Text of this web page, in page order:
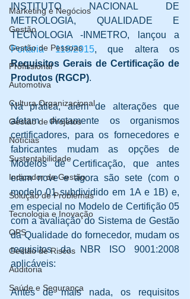
Marketing e Negócios
Gestão
Gestão de Pessoas
Profissional
Automotiva
Cultura Organizacional
Gestão de Projetos
Notícias
Sustentabilidade
Indicador de Gestão
Solução de Problemas
Tecnologia e Inovação
OPS
Gestão de Riscos
Auditoria
Saúde e Segurança
INSTITUTO NACIONAL DE
METROLOGIA, QUALIDADE E
Portaria 118/2015
Requisitos Gerais de Certificação de
Produtos (RGCP).
Na prática, além de alterações que
afetam diretamente os organismos
certificadores, para os fornecedores e
fabricantes mudam as opções de
Modelos de Certificação, que antes
eram nove e agora são sete (com o
modelo 01 subdividido em 1A e 1B) e,
em especial no Modelo de Certifição 05
com a avaliação do Sistema de Gestão
da Qualidade do fornecedor, mudam os
requisitos da NBR ISO 9001:2008
aplicáveis:
Antes de mais nada, os requisitos